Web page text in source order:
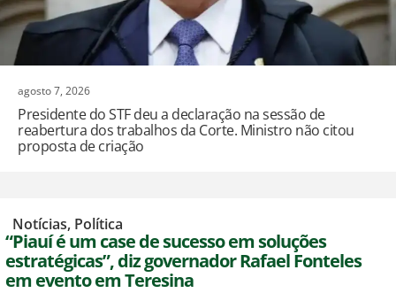
agosto 7, 2026
Presidente do STF deu a declaração na sessão de
reabertura dos trabalhos da Corte. Ministro não citou
proposta de criação
Notícias, Política
“Piauí é um case de sucesso em soluções
estratégicas”, diz governador Rafael Fonteles
em evento em Teresina